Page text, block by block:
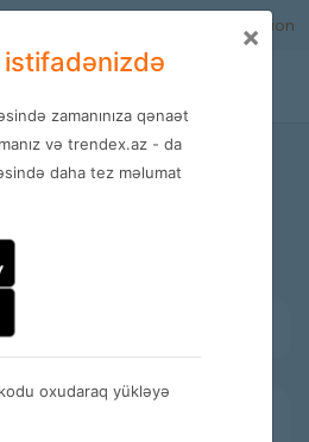
Registration
Stores
×
zamanınıza qənaət
və trendex.az - da
daha tez məlumat
kodu oxudaraq yükləyə